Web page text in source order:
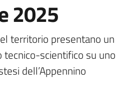
2025
territorio presentano un
scientifico su uno
dell’Appennino